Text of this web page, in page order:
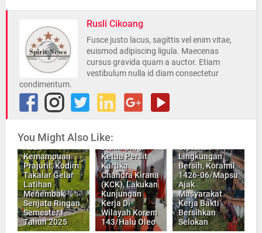
Rusli Cikoang
Fusce justo lacus, sagittis vel enim vitae,
euismod adipiscing ligula. Maecenas
cursus gravida quam a auctor. Etiam
vestibulum nulla id diam consectetur
condimentum.
You Might Also Like:
Kemampuan
Prajurit, Kodim
Takalar Gelar
Latihan
Menembak
Senjata Ringan
Semester I
Tahun 2025
XIV/Hsn
Ketua Persit
Kartika
Chandra Kirana
(KCK), Lakukan
Kunjungan
Kerja Di
Wilayah Korem
143/Halu Oleo
Lingkungan
Bersih, Koramil
1426-06/Mapsu
Ajak
Masyarakat
Kerja Bakti
Bersihkan
Selokan